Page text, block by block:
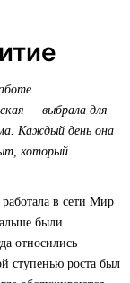
— выбрала для
Каждый день она
который
в сети Мир
были
относились
ступенью роста был